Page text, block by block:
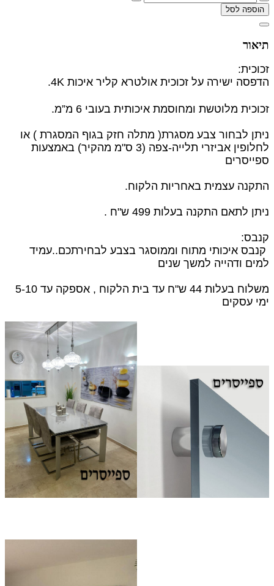
הוספה לסל
תיאור
זכוכית:
הדפסה ישירה על זכוכית אולטרא קליר איכות 4K.
זכוכית מלוטשת ומחוסמת איכותית בעובי 6 מ”מ.
ניתן לבחור צבע מסגרת( מתלה חזק בגוף המסגרת ) או
לחלופין
אביזרי תלייה-צפה (3 ס"מ מהקיר) באמצעות
ספייסרים
התקנה עצמית באחריות הלקוח.
ניתן לתאם התקנה בעלות 499 ש"ח .
קנבס:
קנבס איכותי מתוח וממוסגר בצבע לבחירתכם..עמיד
למים ודהייה למשך שנים
משלוח בעלות 44 ש"ח עד בית הלקוח , אספקה עד 5-10
ימי עסקים